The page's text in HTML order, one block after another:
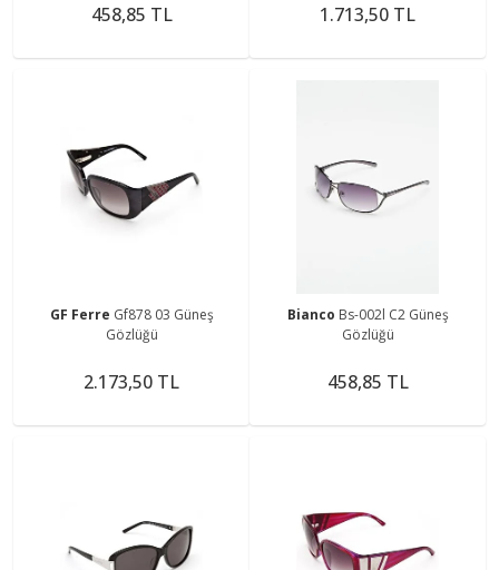
458,85 TL 1.713,50 TL
GF Ferre Gf878 03 Güneş
Gözlüğü
2.173,50 TL
Bianco Bs-002l C2 Güneş
Gözlüğü
458,85 TL